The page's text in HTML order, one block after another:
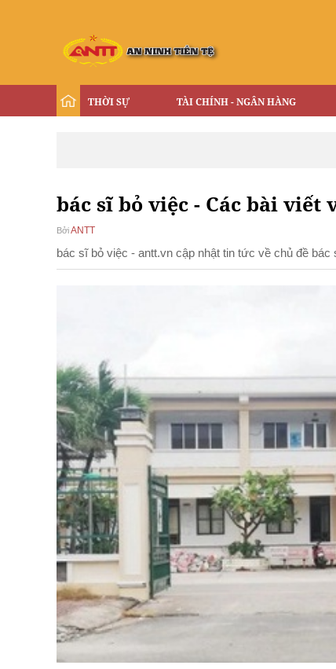
THỜI SỰ TÀI CHÍNH - NGÂN HÀNG
bác sĩ bỏ việc - Các bài viết
BởiANTT
bác sĩ bỏ việc - antt.vn cập nhật tin tức về chủ đề